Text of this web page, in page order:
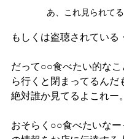
あ、これ見られて
もしくは盗聴されている
だって○○食べたい的な
ら行くと閉まってるんだ
絶対誰か見てるよこれー。
おそらく○○食べたいなー